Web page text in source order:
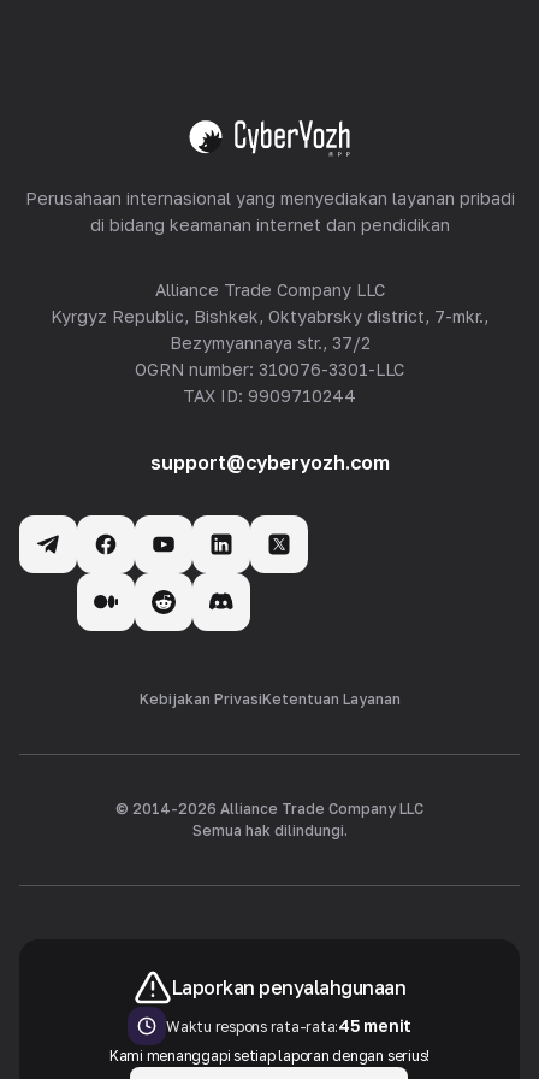
Lihat semua
Perusahaan internasional yang menyediakan layanan pribadi
di bidang keamanan internet dan pendidikan
Alliance Trade Company LLC
Kyrgyz Republic, Bishkek, Oktyabrsky district, 7-mkr.,
Bezymyannaya str., 37/2
OGRN number: 310076-3301-LLC
TAX ID: 9909710244
support@cyberyozh.com
Kebijakan PrivasiKetentuan Layanan
© 2014-2026 Alliance Trade Company LLC
Semua hak dilindungi.
Laporkan penyalahgunaan
Waktu respons rata-rata:45 menit
Kami menanggapi setiap laporan dengan serius!